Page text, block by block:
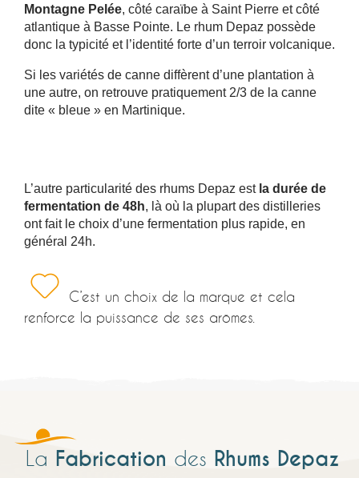
Montagne Pelée, côté caraïbe à Saint Pierre et côté
atlantique à Basse Pointe. Le rhum Depaz possède
donc la typicité et l’identité forte d’un terroir volcanique.
Si les variétés de canne diffèrent d’une plantation à
une autre, on retrouve pratiquement 2/3 de la canne
dite « bleue » en Martinique.
L’autre particularité des rhums Depaz est la durée de
fermentation de 48h, là où la plupart des distilleries
ont fait le choix d’une fermentation plus rapide, en
général 24h.
C’est un choix de la marque et cela
renforce la puissance de ses arômes.
La Fabrication des Rhums Depaz